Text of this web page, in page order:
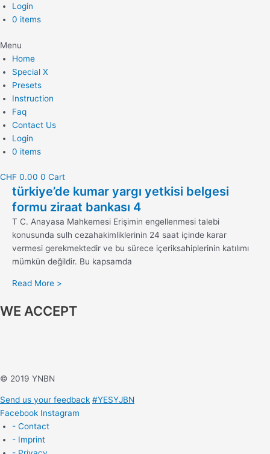
Login
0 items
Menu
Home
Special X
Presets
Instruction
Faq
Contact Us
Login
0 items
CHF 0.00 0 Cart
türkiye’de kumar yargı yetkisi belgesi
formu ziraat bankası 4
T C. Anayasa Mahkemesi Erişimin engellenmesi talebi
konusunda sulh cezahakimliklerinin 24 saat içinde karar
vermesi gerekmektedir ve bu sürece içeriksahiplerinin katılımı
mümkün değildir. Bu kapsamda
Read More >
WE ACCEPT
© 2019 YNBN
Send us your feedback #YESYJBN
Facebook Instagram
- Contact
- Imprint